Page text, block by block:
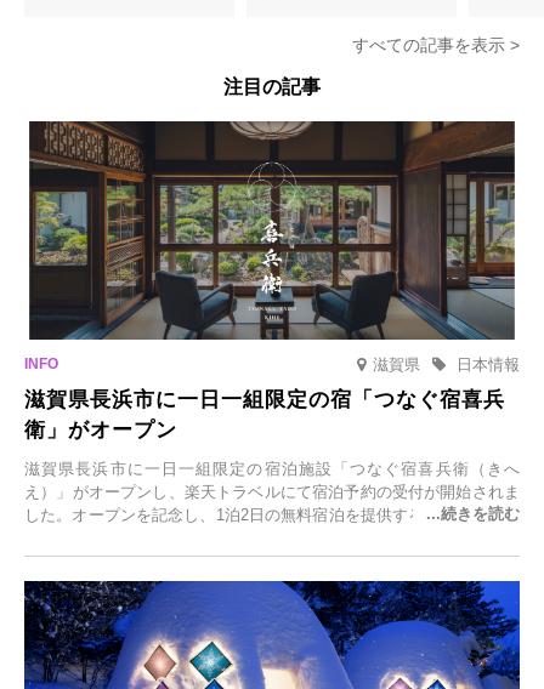
すべての記事を表示 >
注目の記事
滋賀県 日本情報
滋賀県長浜市に一日一組限定の宿「つなぐ宿喜兵
衛」がオープン
滋賀県長浜市に一日一組限定の宿泊施設「つなぐ宿喜兵衛（きへ
え）」がオープンし、楽天トラベルにて宿泊予約の受付が開始されま
した。オープンを記念し、1泊2日の無料宿泊を提供するキャンペーン
一組限定の宿だからこそ叶う、大切な人との特別な時間を体験いただ
けます。